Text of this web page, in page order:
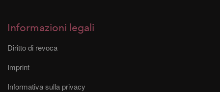
Informazioni legali
Diritto di revoca
Imprint
Informativa sulla privacy